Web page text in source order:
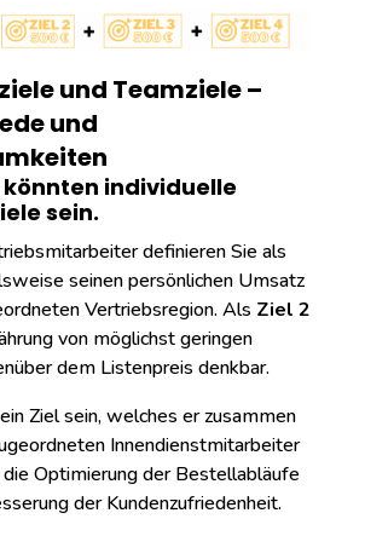
und Teamziele –
und
könnten individuelle
sein.
definieren Sie als
seinen persönlichen Umsatz
Vertriebsregion. Als Ziel 2
von möglichst geringen
dem Listenpreis denkbar.
Ziel sein, welches er zusammen
Innendienstmitarbeiter
Optimierung der Bestellabläufe
der Kundenzufriedenheit.